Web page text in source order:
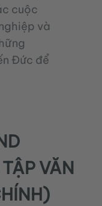
cuộc
và
Đức để
VĂN